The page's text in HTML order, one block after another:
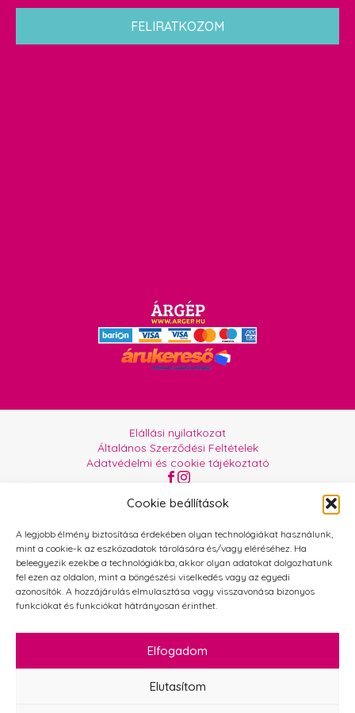
Cookie beállítások
A legjobb élmény biztosítása érdekében olyan technológiákat használunk,
mint a cookie-k az eszközadatok tárolására és/vagy eléréséhez. Ha
beleegyezik ezekbe a technológiákba, akkor olyan adatokat dolgozhatunk
fel ezen az oldalon, mint a böngészési viselkedés vagy az egyedi
azonosítók. A hozzájárulás elmulasztása vagy visszavonása bizonyos
funkciókat és funkciókat hátrányosan érinthet.
Elfogadom
Elutasítom
*
FELIRATKOZOM
Elállási nyilatkozat
Általános Szerződési Feltételek
Adatvédelmi és cookie tájékoztató